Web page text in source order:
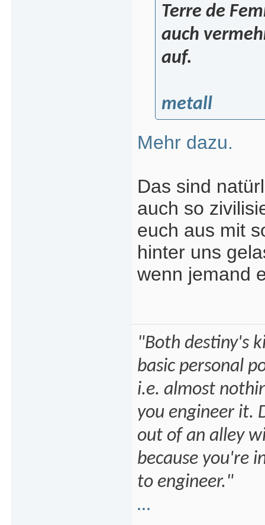
Terre de
auch
auf.
metall
Mehr dazu.
Das sind
auch so
euch aus mit
hinter uns
wenn jemand
"Both destiny's
basic personal
i.e. almost
you engineer it.
out of an alley
because you're
to engineer."
…